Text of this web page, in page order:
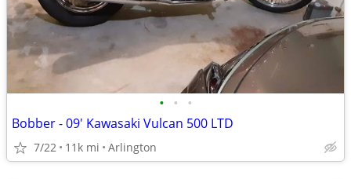
• • •
Bobber - 09' Kawasaki Vulcan 500 LTD
7/22 11k mi Arlington